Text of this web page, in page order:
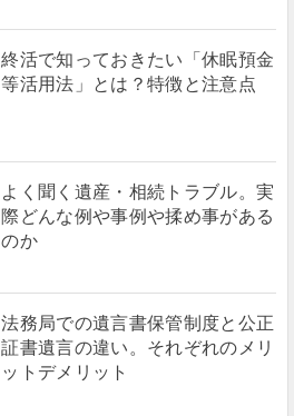
終活で知っておきたい「休眠預金
等活用法」とは？特徴と注意点
よく聞く遺産・相続トラブル。実
際どんな例や事例や揉め事がある
のか
法務局での遺言書保管制度と公正
証書遺言の違い。それぞれのメリ
ットデメリット